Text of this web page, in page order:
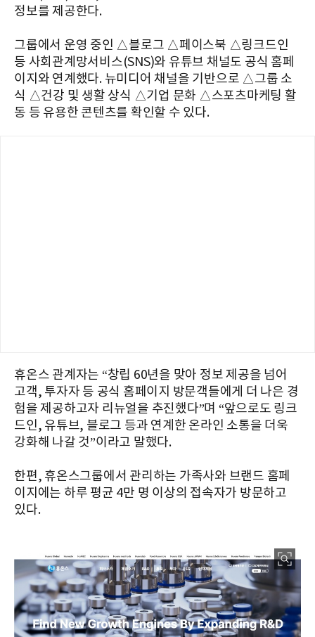
정보를 제공한다.
그룹에서 운영 중인 △블로그 △페이스북 △링크드인
등 사회관계망서비스(SNS)와 유튜브 채널도 공식 홈페
이지와 연계했다. 뉴미디어 채널을 기반으로 △그룹 소
식 △건강 및 생활 상식 △기업 문화 △스포츠마케팅 활
동 등 유용한 콘텐츠를 확인할 수 있다.
휴온스 관계자는 “창립 60년을 맞아 정보 제공을 넘어
고객, 투자자 등 공식 홈페이지 방문객들에게 더 나은 경
험을 제공하고자 리뉴얼을 추진했다”며 “앞으로도 링크
드인, 유튜브, 블로그 등과 연계한 온라인 소통을 더욱
강화해 나갈 것”이라고 말했다.
한편, 휴온스그룹에서 관리하는 가족사와 브랜드 홈페
이지에는 하루 평균 4만 명 이상의 접속자가 방문하고
있다.